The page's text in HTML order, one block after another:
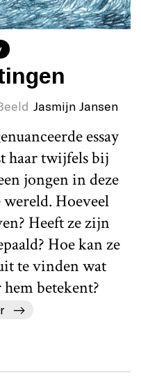
Jasmijn Jansen
essay
haar twijfels bij
jongen in deze
Hoeveel
Heeft ze zijn
Hoe kan ze
te vinden wat
betekent?